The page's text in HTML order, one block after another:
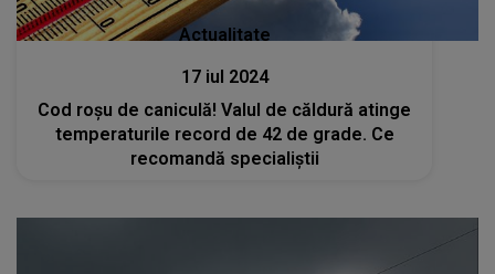
Actualitate
17 iul 2024
Cod roșu de caniculă! Valul de căldură atinge
temperaturile record de 42 de grade. Ce
recomandă specialiștii